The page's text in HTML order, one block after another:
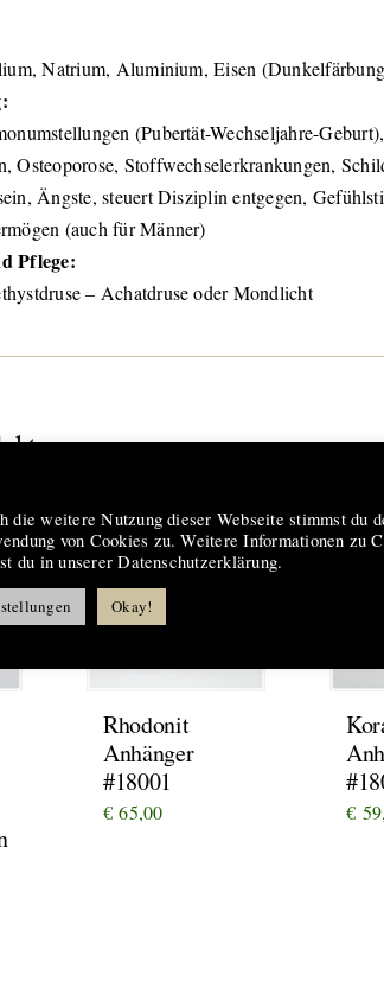
Natrium, Aluminium, Eisen
(Pubertät-Wechseljahre-
Osteoporose, Stoffwechselerkrankungen,
Ängste, steuert Disziplin entgegen,
(auch für Männer)
Pflege:
– Achatdruse oder Mondlicht
Rhodonit
Anhänger
#18001
€ 65,00 €
die weitere Nutzung dieser Webseite stimmst du
von Cookies zu. Weitere Informationen zu
du in unserer Datenschutzerklärung.
Okay!